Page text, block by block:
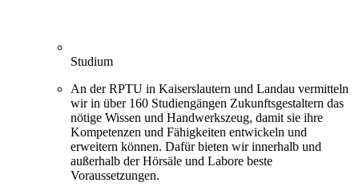
Studium
An der RPTU in Kaiserslautern und Landau vermitteln
wir in über 160 Studiengängen Zukunftsgestaltern das
nötige Wissen und Handwerkszeug, damit sie ihre
Kompetenzen und Fähigkeiten entwickeln und
erweitern können. Dafür bieten wir innerhalb und
außerhalb der Hörsäle und Labore beste
Voraussetzungen.